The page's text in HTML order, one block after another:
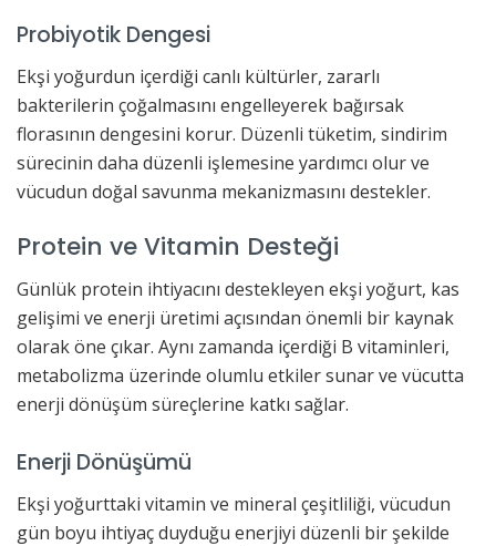
Probiyotik Dengesi
Ekşi yoğurdun içerdiği canlı kültürler, zararlı
bakterilerin çoğalmasını engelleyerek bağırsak
florasının dengesini korur. Düzenli tüketim, sindirim
sürecinin daha düzenli işlemesine yardımcı olur ve
vücudun doğal savunma mekanizmasını destekler.
Protein ve Vitamin Desteği
Günlük protein ihtiyacını destekleyen ekşi yoğurt, kas
gelişimi ve enerji üretimi açısından önemli bir kaynak
olarak öne çıkar. Aynı zamanda içerdiği B vitaminleri,
metabolizma üzerinde olumlu etkiler sunar ve vücutta
enerji dönüşüm süreçlerine katkı sağlar.
Enerji Dönüşümü
Ekşi yoğurttaki vitamin ve mineral çeşitliliği, vücudun
gün boyu ihtiyaç duyduğu enerjiyi düzenli bir şekilde